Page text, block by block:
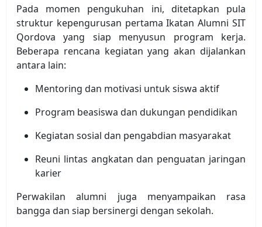
Pada momen pengukuhan ini, ditetapkan pula
struktur kepengurusan pertama Ikatan Alumni SIT
Qordova yang siap menyusun program kerja.
Beberapa rencana kegiatan yang akan dijalankan
antara lain:
Mentoring dan motivasi untuk siswa aktif
Program beasiswa dan dukungan pendidikan
Kegiatan sosial dan pengabdian masyarakat
Reuni lintas angkatan dan penguatan jaringan
karier
Perwakilan alumni juga menyampaikan rasa
bangga dan siap bersinergi dengan sekolah.